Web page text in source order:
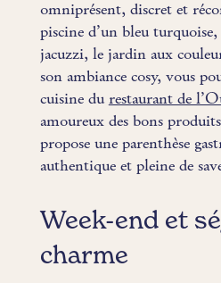
omniprésent, discret et
piscine d’un bleu
jacuzzi, le jardin aux
son ambiance cosy, vous
cuisine du restaurant de
amoureux des bons
propose une parenthèse
authentique et pleine de
Week-end et
charme